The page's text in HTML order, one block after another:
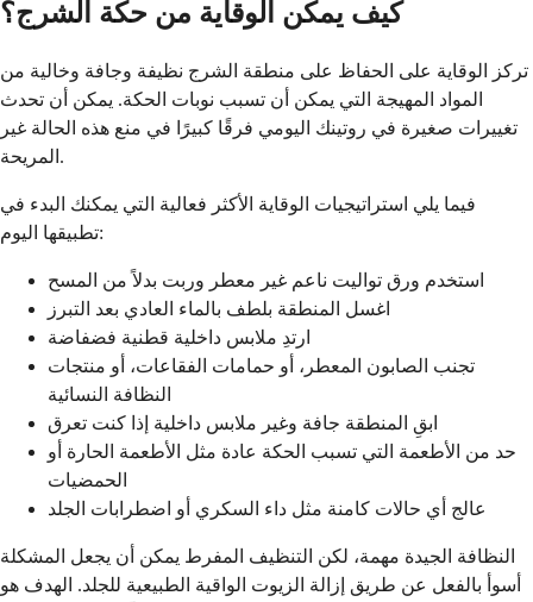
كيف يمكن الوقاية من حكة الشرج؟
تركز الوقاية على الحفاظ على منطقة الشرج نظيفة وجافة وخالية من
المواد المهيجة التي يمكن أن تسبب نوبات الحكة. يمكن أن تحدث
تغييرات صغيرة في روتينك اليومي فرقًا كبيرًا في منع هذه الحالة غير
المريحة.
فيما يلي استراتيجيات الوقاية الأكثر فعالية التي يمكنك البدء في
تطبيقها اليوم:
استخدم ورق تواليت ناعم غير معطر وربت بدلاً من المسح
اغسل المنطقة بلطف بالماء العادي بعد التبرز
ارتدِ ملابس داخلية قطنية فضفاضة
تجنب الصابون المعطر، أو حمامات الفقاعات، أو منتجات
النظافة النسائية
ابقِ المنطقة جافة وغير ملابس داخلية إذا كنت تعرق
حد من الأطعمة التي تسبب الحكة عادة مثل الأطعمة الحارة أو
الحمضيات
عالج أي حالات كامنة مثل داء السكري أو اضطرابات الجلد
النظافة الجيدة مهمة، لكن التنظيف المفرط يمكن أن يجعل المشكلة
أسوأ بالفعل عن طريق إزالة الزيوت الواقية الطبيعية للجلد. الهدف هو